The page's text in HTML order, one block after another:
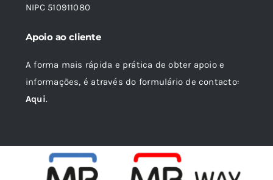
NIPC 510911080
Apoio ao cliente
A forma mais rápida e prática de obter apoio e
informações, é através do formulário de contacto:
Aqui.